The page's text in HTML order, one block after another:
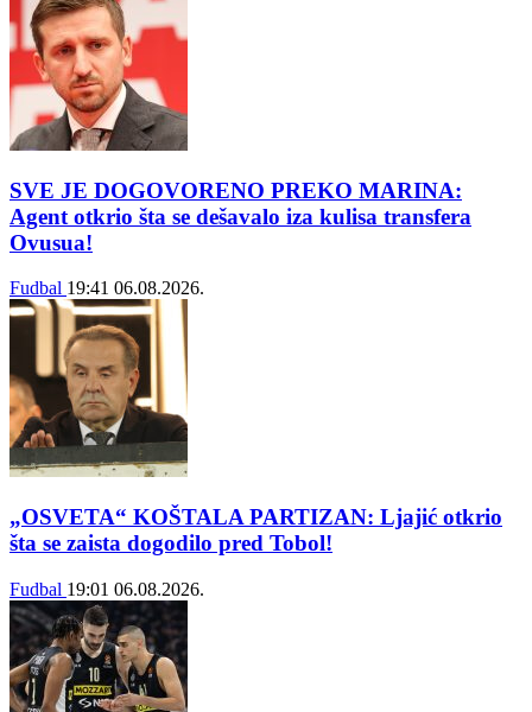
SVE JE DOGOVORENO PREKO MARINA:
Agent otkrio šta se dešavalo iza kulisa transfera
Ovusua!
Fudbal 19:41 06.08.2026.
„OSVETA“ KOŠTALA PARTIZAN: Ljajić otkrio
šta se zaista dogodilo pred Tobol!
Fudbal 19:01 06.08.2026.